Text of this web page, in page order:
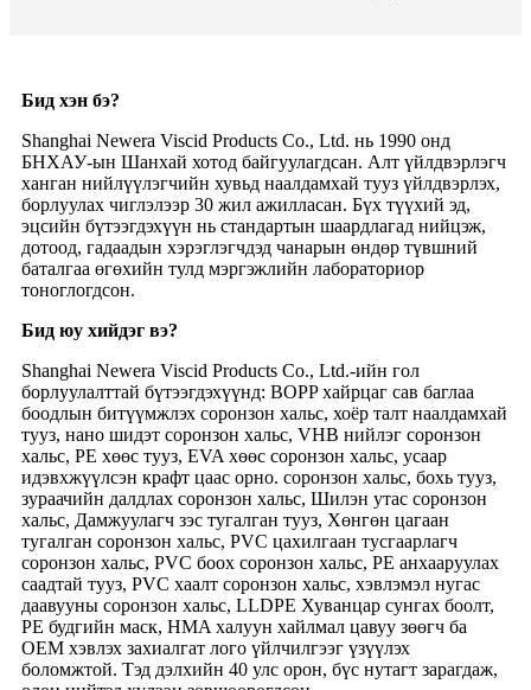
Бид хэн бэ?
Shanghai Newera Viscid Products Co., Ltd. нь 1990 онд
БНХАУ-ын Шанхай хотод байгуулагдсан. Алт үйлдвэрлэгч
ханган нийлүүлэгчийн хувьд наалдамхай тууз үйлдвэрлэх,
борлуулах чиглэлээр 30 жил ажилласан. Бүх түүхий эд,
эцсийн бүтээгдэхүүн нь стандартын шаардлагад нийцэж,
дотоод, гадаадын хэрэглэгчдэд чанарын өндөр түвшний
баталгаа өгөхийн тулд мэргэжлийн лабораториор
тоноглогдсон.
Бид юу хийдэг вэ?
Shanghai Newera Viscid Products Co., Ltd.-ийн гол
борлуулалттай бүтээгдэхүүнд: BOPP хайрцаг сав баглаа
боодлын битүүмжлэх соронзон хальс, хоёр талт наалдамхай
тууз, нано шидэт соронзон хальс, VHB нийлэг соронзон
хальс, PE хөөс тууз, EVA хөөс соронзон хальс, усаар
идэвхжүүлсэн крафт цаас орно. соронзон хальс, бохь тууз,
зураачийн далдлах соронзон хальс, Шилэн утас соронзон
хальс, Дамжуулагч зэс тугалган тууз, Хөнгөн цагаан
тугалган соронзон хальс, PVC цахилгаан тусгаарлагч
соронзон хальс, PVC боох соронзон хальс, PE анхааруулах
саадтай тууз, PVC хаалт соронзон хальс, хэвлэмэл нугас
даавууны соронзон хальс, LLDPE Хуванцар сунгах боолт,
PE будгийн маск, HMA халуун хайлмал цавуу зөөгч ба
OEM хэвлэх захиалгат лого үйлчилгээг үзүүлэх
боломжтой. Тэд дэлхийн 40 улс орон, бүс нутагт зарагдаж,